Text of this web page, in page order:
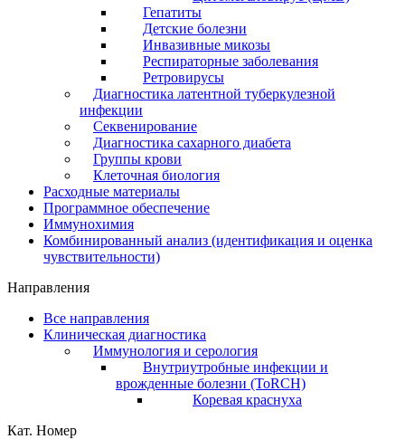
Гепатиты
Детские болезни
Инвазивные микозы
Респираторные заболевания
Ретровирусы
Диагностика латентной туберкулезной
инфекции
Секвенирование
Диагностика сахарного диабета
Группы крови
Клеточная биология
Расходные материалы
Программное обеспечение
Иммунохимия
Комбинированный анализ (идентификация и оценка
чувствительности)
Направления
Все направления
Клиническая диагностика
Иммунология и серология
Внутриутробные инфекции и
врожденные болезни (ToRCH)
Коревая краснуха
Кат. Номер